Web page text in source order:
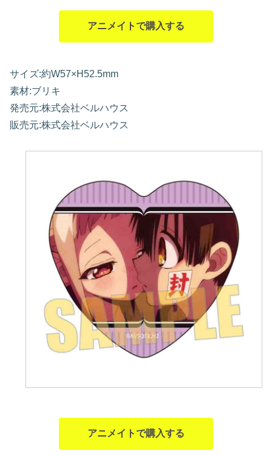
アニメイトで購入する
サイズ:約W57×H52.5mm
素材:ブリキ
発売元:株式会社ベルハウス
販売元:株式会社ベルハウス
アニメイトで購入する